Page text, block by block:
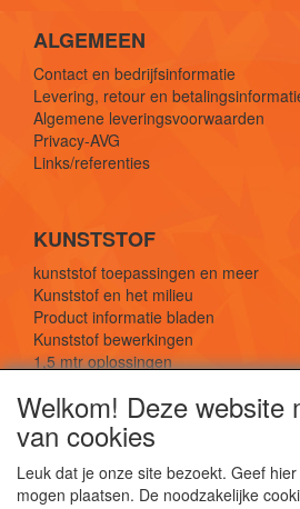
ALGEMEEN
Contact en bedrijfsinformatie
Levering, retour en
Algemene leveringsvoorwaarden
Privacy-AVG
Links/referenties
KUNSTSTOF
kunststof toepassingen en meer
Kunststof en het milieu
Product informatie bladen
Kunststof bewerkingen
1,5 mtr oplossingen
SOCIALE MEDIA
Welkom! Deze website
van cookies
Leuk dat je onze site bezoekt. Geef
mogen plaatsen. De noodzakelijke